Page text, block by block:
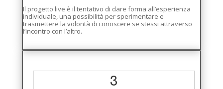
Il progetto live è il tentativo di dare forma all’esperienza
individuale, una possibilità per sperimentare e
trasmettere la volontà di conoscere se stessi attraverso
l’incontro con l’altro.
3